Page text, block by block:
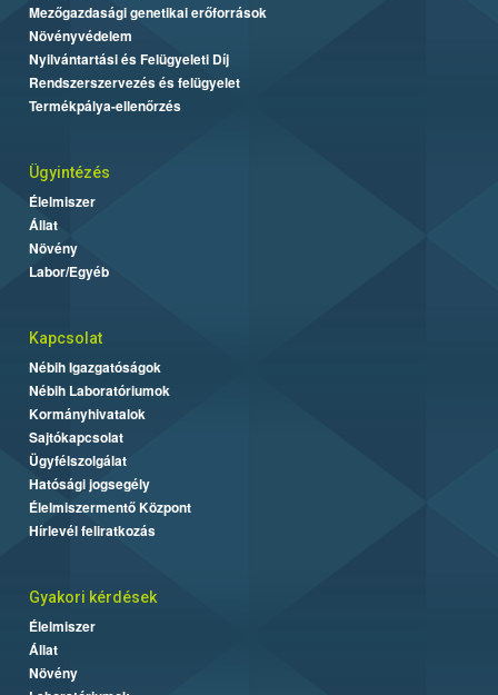
Mezőgazdasági genetikai erőforrások
Növényvédelem
Nyilvántartási és Felügyeleti Díj
Rendszerszervezés és felügyelet
Termékpálya-ellenőrzés
Ügyintézés
Élelmiszer
Állat
Növény
Labor/Egyéb
Kapcsolat
Nébih Igazgatóságok
Nébih Laboratóriumok
Kormányhivatalok
Sajtókapcsolat
Ügyfélszolgálat
Hatósági jogsegély
Élelmiszermentő Központ
Hírlevél feliratkozás
Gyakori kérdések
Élelmiszer
Állat
Növény